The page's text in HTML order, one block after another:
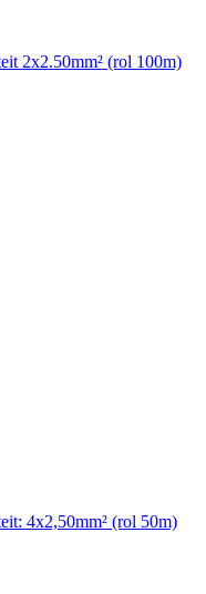
2x2.50mm² (rol 100m)
4x2,50mm² (rol 50m)